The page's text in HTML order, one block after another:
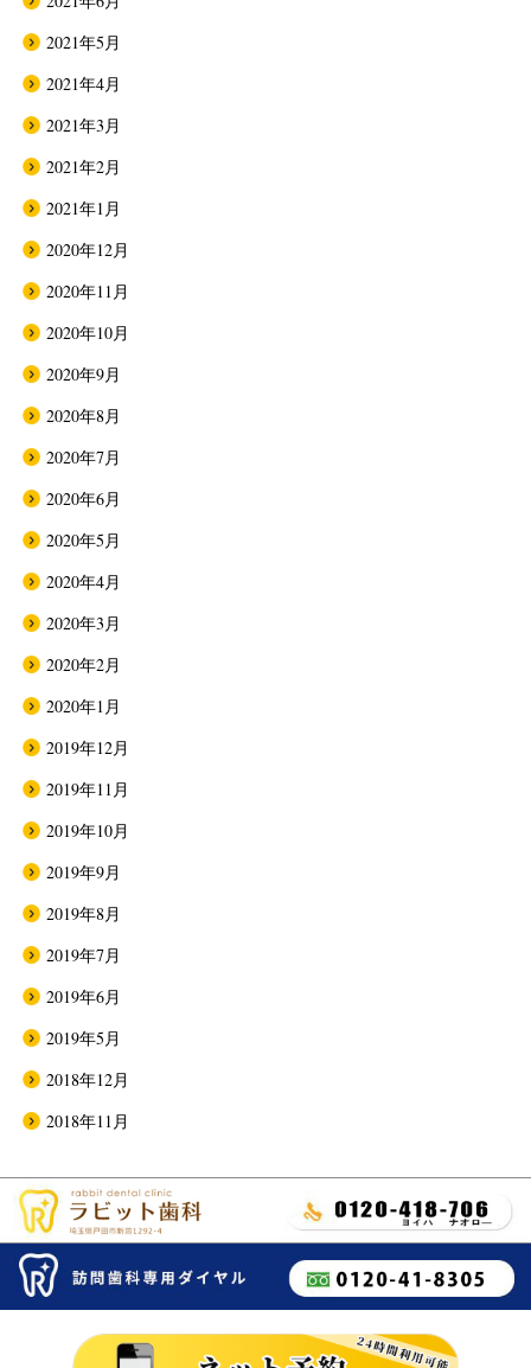
2021年5月
2021年4月
2021年3月
2021年2月
2021年1月
2020年12月
2020年11月
2020年10月
2020年9月
2020年8月
2020年7月
2020年6月
2020年5月
2020年4月
2020年3月
2020年2月
2020年1月
2019年12月
2019年11月
2019年10月
2019年9月
2019年8月
2019年7月
2019年6月
2019年5月
2018年12月
2018年11月